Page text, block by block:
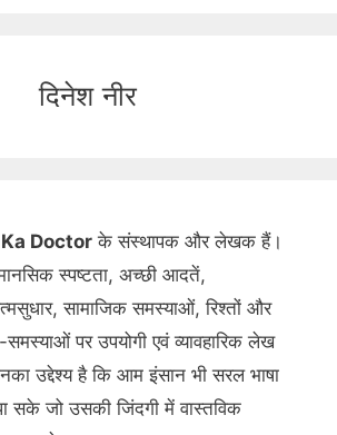
दिनेश नीर
Doctorके संस्थापक और लेखक हैं।
स्पष्टता, अच्छी आदतें,
सामाजिक समस्याओं, रिश्तों और
समस्याओं पर उपयोगी एवं व्यावहारिक लेख
उद्देश्य है कि आम इंसान भी सरल भाषा
सके जो उसकी जिंदगी में वास्तविक